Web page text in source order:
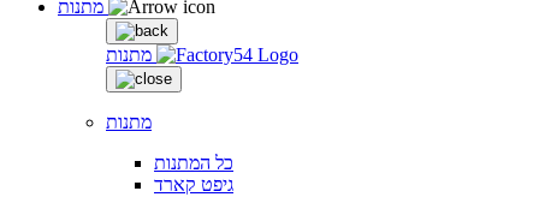
מתנות
מתנות
כל המתנות
גיפט קארד